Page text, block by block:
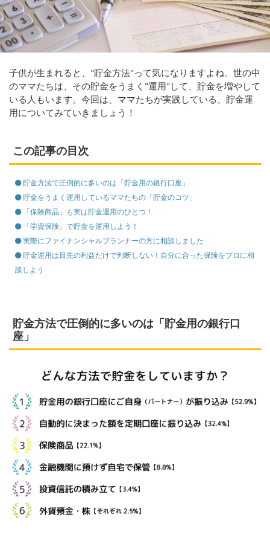
子供が生まれると、"貯金方法"って気になりますよね。世の中
のママたちは、その貯金をうまく"運用"して、貯金を増やして
いる人もいます。今回は、ママたちが実践している、貯金運
用についてみていきましょう！
この記事の目次
貯金方法で圧倒的に多いのは「貯金用の銀行口座」
貯金をうまく運用しているママたちの「貯金のコツ」
「保険商品」も実は貯金運用のひとつ！
「学資保険」で貯金を運用しよう！
実際にファイナンシャルプランナーの方に相談しました
貯金運用は目先の利益だけで判断しない！自分に合った保険をプロに相
談しよう
貯金方法で圧倒的に多いのは「貯金用の銀行口
座」